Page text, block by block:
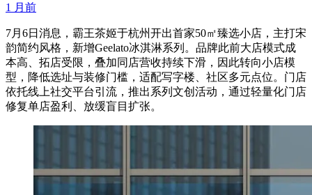
1 月前
7月6日消息，霸王茶姬于杭州开出首家50㎡臻选小店，主打宋
韵简约风格，新增Geelato冰淇淋系列。品牌此前大店模式成
本高、拓店受限，叠加同店营收持续下滑，因此转向小店模
型，降低选址与装修门槛，适配写字楼、社区多元点位。门店
依托线上社交平台引流，推出系列文创活动，通过轻量化门店
修复单店盈利、放缓盲目扩张。